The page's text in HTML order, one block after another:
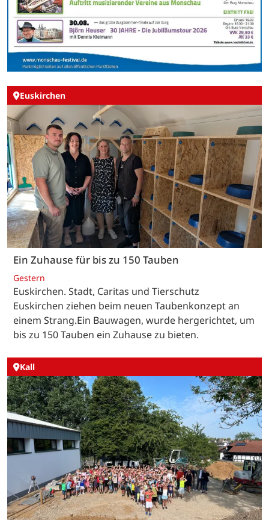
Euskirchen
Ein Zuhause für bis zu 150 Tauben
Gestern
Euskirchen. Stadt, Caritas und Tierschutz
Euskirchen ziehen beim neuen Taubenkonzept an
einem Strang.Ein Bauwagen, wurde hergerichtet, um
bis zu 150 Tauben ein Zuhause zu bieten.
Kall